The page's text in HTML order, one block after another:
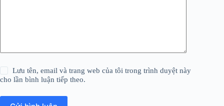
Lưu tên, email và trang web của tôi trong trình duyệt này
cho lần bình luận tiếp theo.